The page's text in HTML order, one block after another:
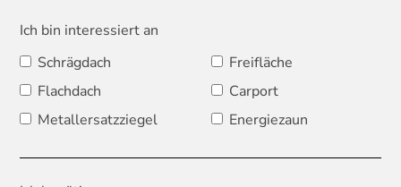
Ich bin interessiert an
Schrägdach
Freifläche
Flachdach
Carport
Metallersatzziegel
Energiezaun